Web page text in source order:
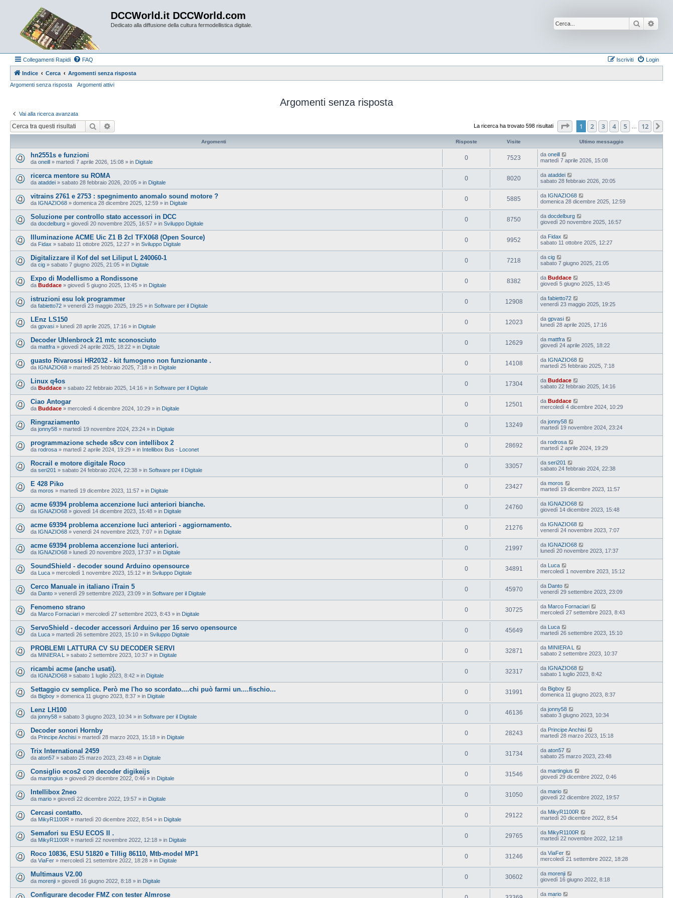
DCCWorld.it DCCWorld.com
Dedicato alla diffusione della cultura fermodellistica digitale. Cerca
Collegamenti Rapidi FAQ Login
Iscriviti
Indice Cerca
Argomenti senza risposta
Argomenti senza risposta
Argomenti attivi
Argomenti senza risposta
Vai alla ricerca avanzata
Cerca La ricerca ha trovato 598 risultati Pagina1 di
1 2 3 4 5 12
Argomenti Risposte Visite Ultimo messaggio
hn2551s e funzioni
da oneill » martedì 7 aprile 2026, 15:08 » in Digitale
0 7523 da oneill
martedì 7 aprile 2026, 15:08
ricerca mentore su ROMA
da ataddei » sabato 28 febbraio 2026, 20:05 » in Digitale
0 8020 da ataddei
sabato 28 febbraio 2026, 20:05
vitrains 2761 e 2753 : spegnimento anomalo sound motore ?
da IGNAZIO68 » domenica 28 dicembre 2025, 12:59 » in Digitale
0 5885 da IGNAZIO68
domenica 28 dicembre 2025, 12:59
Soluzione per controllo stato accessori in DCC
da docdelburg » giovedì 20 novembre 2025, 16:57 » in Sviluppo Digitale
0 8750 da docdelburg
giovedì 20 novembre 2025, 16:57
Illuminazione ACME Uic Z1 B 2cl TFX068 (Open Source)
da Fidax » sabato 11 ottobre 2025, 12:27 » in Sviluppo Digitale
0 9952 da Fidax
sabato 11 ottobre 2025, 12:27
Digitalizzare il Kof del set Liliput L 240060-1
da cig » sabato 7 giugno 2025, 21:05 » in Digitale
0 7218 da cig
sabato 7 giugno 2025, 21:05
Expo di Modellismo a Rondissone
da Buddace » giovedì 5 giugno 2025, 13:45 » in Digitale
0 8382 da Buddace
giovedì 5 giugno 2025, 13:45
istruzioni esu lok programmer
da fabietto72 » venerdì 23 maggio 2025, 19:25 » in Software per il Digitale
0 12908 da fabietto72
venerdì 23 maggio 2025, 19:25
LEnz LS150
da gpvasi » lunedì 28 aprile 2025, 17:16 » in Digitale
0 12023 da gpvasi
lunedì 28 aprile 2025, 17:16
Decoder Uhlenbrock 21 mtc sconosciuto
da mattfra » giovedì 24 aprile 2025, 18:22 » in Digitale
0 12629 da mattfra
giovedì 24 aprile 2025, 18:22
guasto Rivarossi HR2032 - kit fumogeno non funzionante .
da IGNAZIO68 » martedì 25 febbraio 2025, 7:18 » in Digitale
0 14108 da IGNAZIO68
martedì 25 febbraio 2025, 7:18
Linux q4os
da Buddace » sabato 22 febbraio 2025, 14:16 » in Software per il Digitale
0 17304 da Buddace
sabato 22 febbraio 2025, 14:16
Ciao Antogar
da Buddace » mercoledì 4 dicembre 2024, 10:29 » in Digitale
0 12501 da Buddace
mercoledì 4 dicembre 2024, 10:29
Ringraziamento
da jonny58 » martedì 19 novembre 2024, 23:24 » in Digitale
0 13249 da jonny58
martedì 19 novembre 2024, 23:24
programmazione schede s8cv con intellibox 2
da rodrosa » martedì 2 aprile 2024, 19:29 » in Intellibox Bus - Loconet
0 28692 da rodrosa
martedì 2 aprile 2024, 19:29
Rocrail e motore digitale Roco
da seri201 » sabato 24 febbraio 2024, 22:38 » in Software per il Digitale
0 33057 da seri201
sabato 24 febbraio 2024, 22:38
E 428 Piko
da moros » martedì 19 dicembre 2023, 11:57 » in Digitale
0 23427 da moros
martedì 19 dicembre 2023, 11:57
acme 69394 problema accenzione luci anteriori bianche.
da IGNAZIO68 » giovedì 14 dicembre 2023, 15:48 » in Digitale
0 24760 da IGNAZIO68
giovedì 14 dicembre 2023, 15:48
acme 69394 problema accenzione luci anteriori - aggiornamento.
da IGNAZIO68 » venerdì 24 novembre 2023, 7:07 » in Digitale
0 21276 da IGNAZIO68
venerdì 24 novembre 2023, 7:07
acme 69394 problema accenzione luci anteriori.
da IGNAZIO68 » lunedì 20 novembre 2023, 17:37 » in Digitale
0 21997 da IGNAZIO68
lunedì 20 novembre 2023, 17:37
SoundShield - decoder sound Arduino opensource
da Luca » mercoledì 1 novembre 2023, 15:12 » in Sviluppo Digitale
0 34891 da Luca
mercoledì 1 novembre 2023, 15:12
Cerco Manuale in italiano iTrain 5
da Danto » venerdì 29 settembre 2023, 23:09 » in Software per il Digitale
0 45970 da Danto
venerdì 29 settembre 2023, 23:09
Fenomeno strano
da Marco Fornaciari » mercoledì 27 settembre 2023, 8:43 » in Digitale
0 30725 da Marco Fornaciari
mercoledì 27 settembre 2023, 8:43
ServoShield - decoder accessori Arduino per 16 servo opensource
da Luca » martedì 26 settembre 2023, 15:10 » in Sviluppo Digitale
0 45649 da Luca
martedì 26 settembre 2023, 15:10
PROBLEMI LATTURA CV SU DECODER SERVI
da MINIERA L » sabato 2 settembre 2023, 10:37 » in Digitale
0 32871 da MINIERA L
sabato 2 settembre 2023, 10:37
ricambi acme (anche usati).
da IGNAZIO68 » sabato 1 luglio 2023, 8:42 » in Digitale
0 32317 da IGNAZIO68
sabato 1 luglio 2023, 8:42
Settaggio cv semplice. Però me l'ho so scordato....chi può farmi un....fischio...
da Bigboy » domenica 11 giugno 2023, 8:37 » in Digitale
0 31991 da Bigboy
domenica 11 giugno 2023, 8:37
Lenz LH100
da jonny58 » sabato 3 giugno 2023, 10:34 » in Software per il Digitale
0 46136 da jonny58
sabato 3 giugno 2023, 10:34
Decoder sonori Hornby
da Principe Anchisi » martedì 28 marzo 2023, 15:18 » in Digitale
0 28243 da Principe Anchisi
martedì 28 marzo 2023, 15:18
Trix International 2459
da aton57 » sabato 25 marzo 2023, 23:48 » in Digitale
0 31734 da aton57
sabato 25 marzo 2023, 23:48
Consiglio ecos2 con decoder digikeijs
da martingius » giovedì 29 dicembre 2022, 0:46 » in Digitale
0 31546 da martingius
giovedì 29 dicembre 2022, 0:46
Intellibox 2neo
da mario » giovedì 22 dicembre 2022, 19:57 » in Digitale
0 31050 da mario
giovedì 22 dicembre 2022, 19:57
Cercasi contatto.
da MikyR1100R » martedì 20 dicembre 2022, 8:54 » in Digitale
0 29122 da MikyR1100R
martedì 20 dicembre 2022, 8:54
Semafori su ESU ECOS II .
da MikyR1100R » martedì 22 novembre 2022, 12:18 » in Digitale
0 29765 da MikyR1100R
martedì 22 novembre 2022, 12:18
Roco 10836, ESU 51820 e Tillig 86110, Mtb-model MP1
da ViaFer » mercoledì 21 settembre 2022, 18:28 » in Digitale
0 31246 da ViaFer
mercoledì 21 settembre 2022, 18:28
Multimaus V2.00
da morenji » giovedì 16 giugno 2022, 8:18 » in Digitale
0 30602 da morenji
giovedì 16 giugno 2022, 8:18
Configurare decoder FMZ con tester Almrose da mario